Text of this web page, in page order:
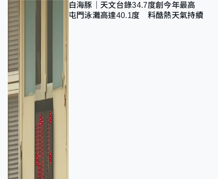
白海豚｜天文台錄34.7度創今年最高
屯門泳灘高達40.1度 料酷熱天氣持續